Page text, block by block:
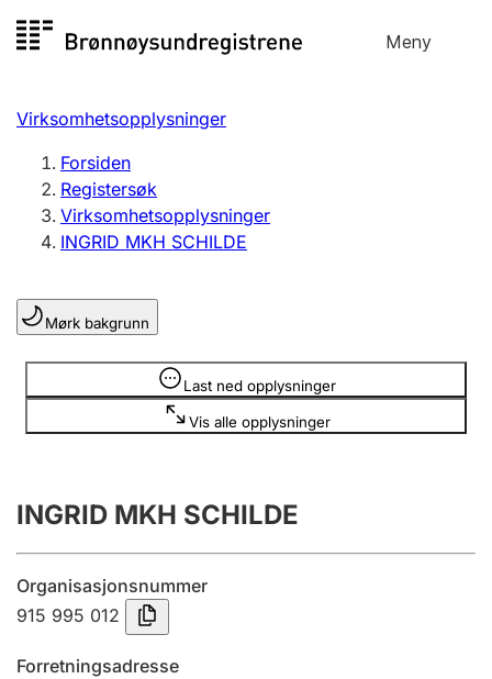
til
Meny
Registersøk
Aksjeselskap
Enkeltpersonforetak
Registrere, endre, slette
Lag og forening
Registrere, endre, slette
Årsregnskap
Innsending og forsinkelsesgebyr
Tinglysing
Virksomhetsopplysninger
Forsiden
Registersøk
Virksomhetsopplysninger
INGRID MKH SCHILDE
Mørk bakgrunn
Last ned opplysninger
Vis alle opplysninger
Opplysninger er skjult
INGRID MKH SCHILDE
Organisasjonsnummer
915 995 012
Forretningsadresse